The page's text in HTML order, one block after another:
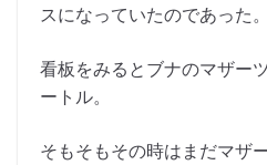
スになっていたのであった。
看板をみるとブナのマザー
ートル。
そもそもその時はまだマザ